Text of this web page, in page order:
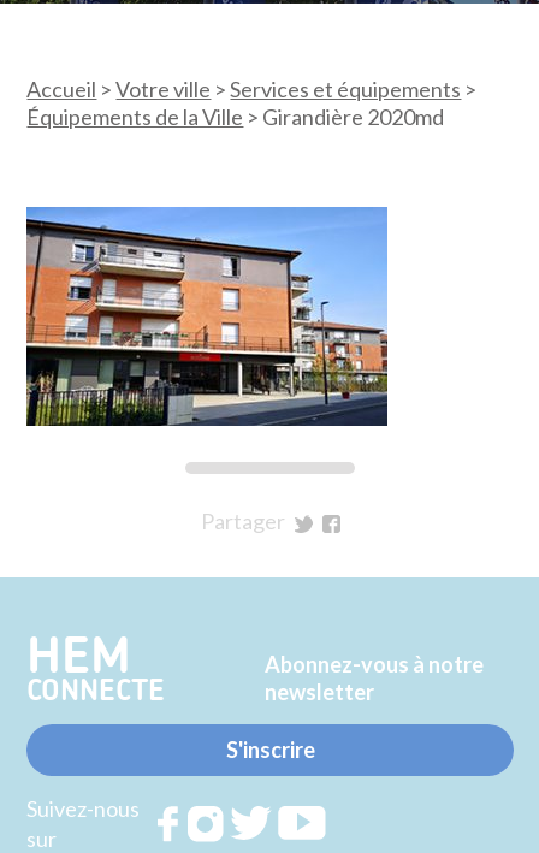
Accueil >Votre ville >Services et équipements >
Équipements de la Ville > Girandière 2020md
Partager
Twitter
Facebook
HEM
CONNECTE
Abonnez-vous à notre
newsletter
S'inscrire
Suivez-nous
sur
RejoignezRejoignezRejoignez